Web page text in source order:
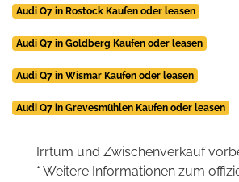
Audi Q7 in Rostock Kaufen oder leasen
Audi Q7 in Goldberg Kaufen oder leasen
Audi Q7 in Wismar Kaufen oder leasen
Audi Q7 in Grevesmühlen Kaufen oder leasen
Irrtum und Zwischenverkauf
* Weitere Informationen zum